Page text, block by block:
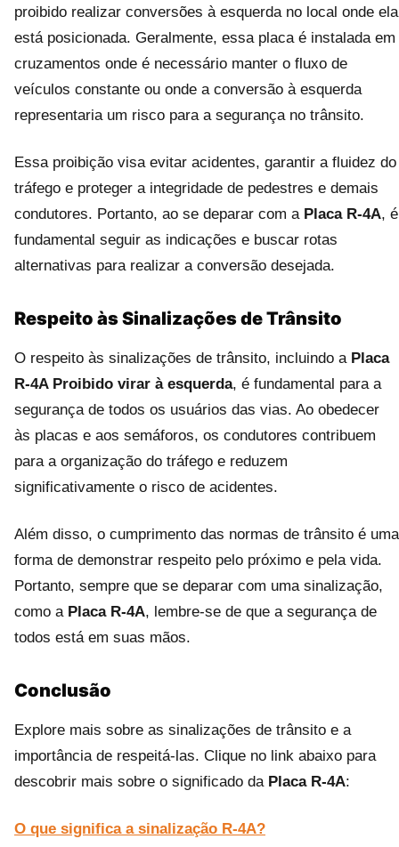
proibido realizar conversões à esquerda no local onde ela
está posicionada. Geralmente, essa placa é instalada em
cruzamentos onde é necessário manter o fluxo de
veículos constante ou onde a conversão à esquerda
representaria um risco para a segurança no trânsito.
Essa proibição visa evitar acidentes, garantir a fluidez do
tráfego e proteger a integridade de pedestres e demais
condutores. Portanto, ao se deparar com a Placa R-4A, é
fundamental seguir as indicações e buscar rotas
alternativas para realizar a conversão desejada.
Respeito às Sinalizações de Trânsito
O respeito às sinalizações de trânsito, incluindo a Placa
R-4A Proibido virar à esquerda, é fundamental para a
segurança de todos os usuários das vias. Ao obedecer
às placas e aos semáforos, os condutores contribuem
para a organização do tráfego e reduzem
significativamente o risco de acidentes.
Além disso, o cumprimento das normas de trânsito é uma
forma de demonstrar respeito pelo próximo e pela vida.
Portanto, sempre que se deparar com uma sinalização,
como a Placa R-4A, lembre-se de que a segurança de
todos está em suas mãos.
Conclusão
Explore mais sobre as sinalizações de trânsito e a
importância de respeitá-las. Clique no link abaixo para
descobrir mais sobre o significado da Placa R-4A:
O que significa a sinalização R-4A?